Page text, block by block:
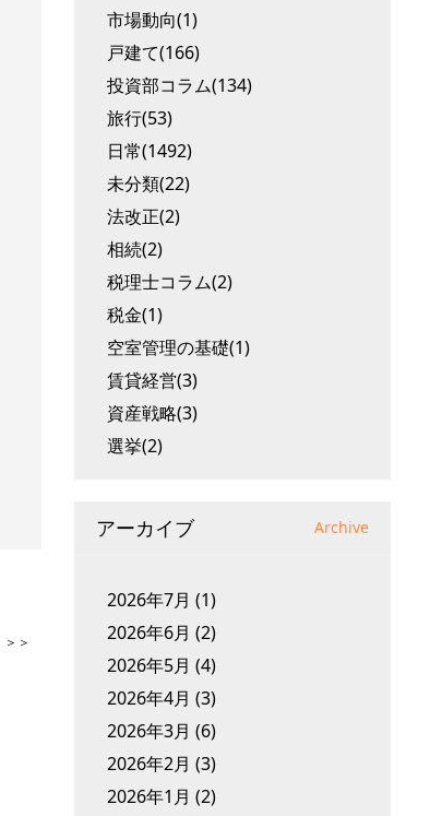
＞＞
市場動向(1)
戸建て(166)
投資部コラム(134)
旅行(53)
日常(1492)
未分類(22)
法改正(2)
相続(2)
税理士コラム(2)
税金(1)
空室管理の基礎(1)
賃貸経営(3)
資産戦略(3)
選挙(2)
アーカイブ Archive
2026年7月 (1)
2026年6月 (2)
2026年5月 (4)
2026年4月 (3)
2026年3月 (6)
2026年2月 (3)
2026年1月 (2)